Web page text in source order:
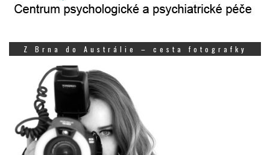
Z Brna do Austrálie – cesta fotografky